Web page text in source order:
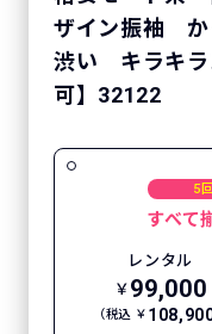
ザイン振袖
渋い キラキラ
可】32122
5回
すべて
レンタル
￥ 99,000
（税込 ￥